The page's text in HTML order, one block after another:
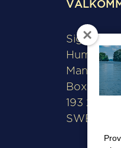
Manfred
Box 508
193 28
SWEDEN